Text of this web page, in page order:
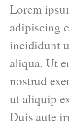
Lorem
adipiscing
incididunt
aliqua. Ut
nostrud
ut aliquip
Duis aute